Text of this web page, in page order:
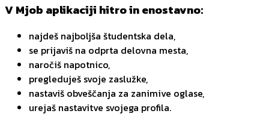
V Mjob aplikaciji hitro in enostavno:
najdeš najboljša študentska dela,
se prijaviš na odprta delovna mesta,
naročiš napotnico,
pregleduješ svoje zaslužke,
nastaviš obveščanja za zanimive oglase,
urejaš nastavitve svojega profila.